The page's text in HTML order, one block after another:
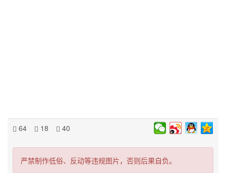
64 18 40
严禁制作低俗、反动等违规图片，否则后果自负。